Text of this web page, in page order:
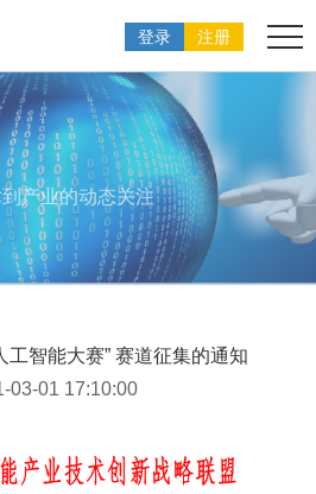
登录 注册
产业的动态关注
工智能大赛” 赛道征集的通知
03-01 17:10:00